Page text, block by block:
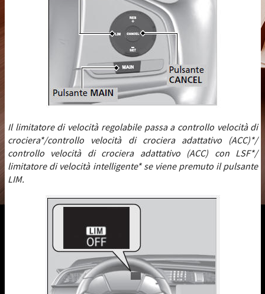
Il limitatore di velocità regolabile passa a controllo velocità di
crociera*/controllo velocità di crociera adattativo (ACC)*/
controllo velocità di crociera adattativo (ACC) con LSF*/
limitatore di velocità intelligente* se viene premuto il pulsante
LIM.